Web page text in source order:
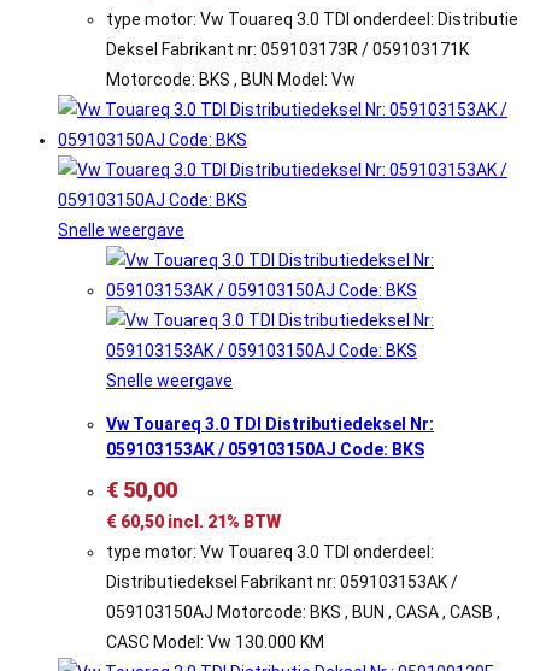
type motor: Vw Touareq 3.0 TDI onderdeel: Distributie
Deksel Fabrikant nr: 059103173R / 059103171K
Motorcode: BKS , BUN Model: Vw
Snelle weergave
Snelle weergave
Vw Touareq 3.0 TDI Distributiedeksel Nr:
059103153AK / 059103150AJ Code: BKS
€ 50,00
€ 60,50 incl. 21% BTW
type motor: Vw Touareq 3.0 TDI onderdeel:
Distributiedeksel Fabrikant nr: 059103153AK /
059103150AJ Motorcode: BKS , BUN , CASA , CASB ,
CASC Model: Vw 130.000 KM